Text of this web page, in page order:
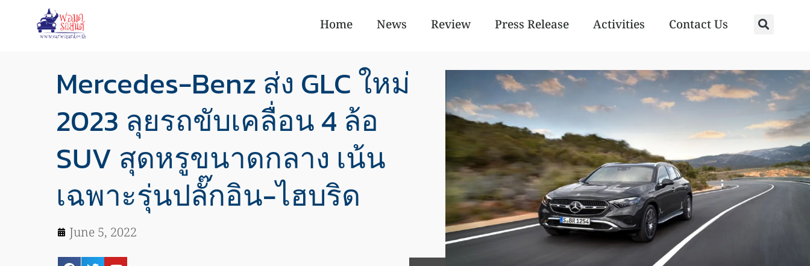
Home News Review Press Release Activities Contact Us
Mercedes-Benz ส่ง GLC ใหม่
2023 ลุยรถขับเคลื่อน 4 ล้อ
SUV สุดหรูขนาดกลาง เน้น
เฉพาะรุ่นปลั๊กอิน-ไฮบริด
June 5, 2022